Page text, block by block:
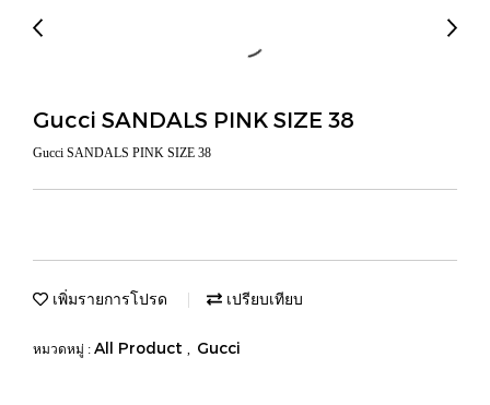
Gucci SANDALS PINK SIZE 38
Gucci SANDALS PINK SIZE 38
เพิ่มรายการโปรด เปรียบเทียบ
หมวดหมู่ : All Product , Gucci